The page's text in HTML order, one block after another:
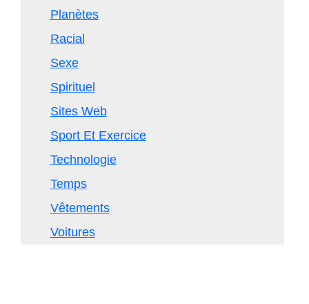
Planètes
Racial
Sexe
Spirituel
Sites Web
Sport Et Exercice
Technologie
Temps
Vêtements
Voitures